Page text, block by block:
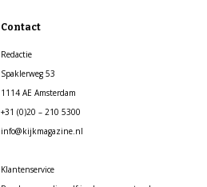
Contact
Redactie
Spaklerweg 53
1114 AE Amsterdam
+31 (0)20 – 210 5300
info@kijkmagazine.nl
Klantenservice